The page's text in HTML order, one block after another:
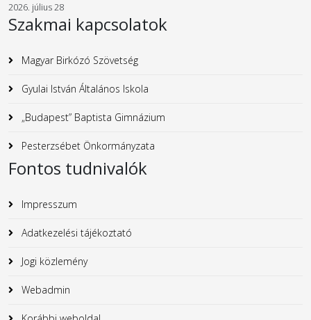
2026. július 28
Szakmai kapcsolatok
Magyar Birkózó Szövetség
Gyulai István Általános Iskola
„Budapest” Baptista Gimnázium
Pesterzsébet Önkormányzata
Fontos tudnivalók
Impresszum
Adatkezelési tájékoztató
Jogi közlemény
Webadmin